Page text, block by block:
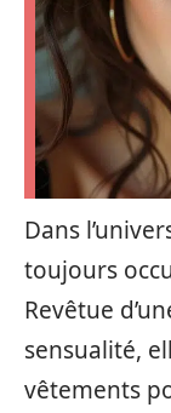
Dans
toujours
Revêtue
sensualité,
vêtements